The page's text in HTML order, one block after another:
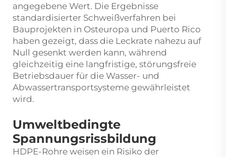
angegebene Wert. Die Ergebnisse
standardisierter Schweißverfahren bei
Bauprojekten in Osteuropa und Puerto Rico
haben gezeigt, dass die Leckrate nahezu auf
Null gesenkt werden kann, während
gleichzeitig eine langfristige, störungsfreie
Betriebsdauer für die Wasser- und
Abwassertransportsysteme gewährleistet
wird.
Umweltbedingte
Spannungsrissbildung
HDPE-Rohre weisen ein Risiko der